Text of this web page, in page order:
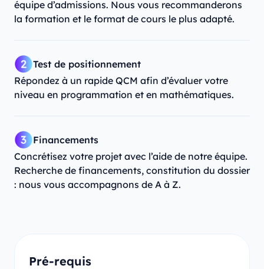
équipe d’admissions. Nous vous recommanderons
la formation et le format de cours le plus adapté.
Test de positionnement
Répondez à un rapide QCM afin d’évaluer votre
niveau en programmation et en mathématiques.
Financements
Concrétisez votre projet avec l’aide de notre équipe.
Recherche de financements, constitution du dossier
: nous vous accompagnons de A à Z.
Pré-requis